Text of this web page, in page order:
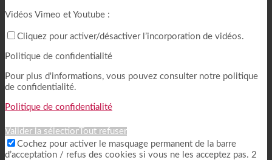
Vidéos Vimeo et Youtube :
Cliquez pour activer/désactiver l’incorporation de vidéos.
Politique de confidentialité
Pour plus d'informations, vous pouvez consulter notre politique
de confidentialité.
Politique de confidentialité
Valider la sélectionTout refuser
Cochez pour activer le masquage permanent de la barre
d’acceptation / refus des cookies si vous ne les acceptez pas. 2